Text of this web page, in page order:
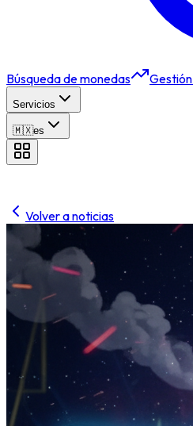
Búsqueda de monedas
Servicios
🇲🇽es
Volver a noticias